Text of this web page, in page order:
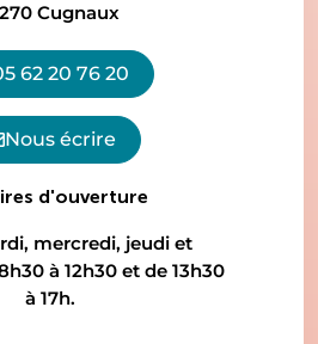
Cugnaux
62 20 76 20
Nous écrire
d'ouverture
mercredi, jeudi et
à 12h30 et de 13h30
à 17h.